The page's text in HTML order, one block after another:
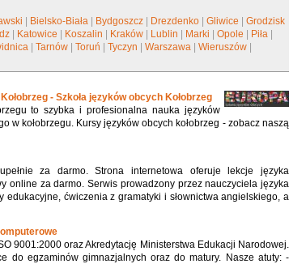
Bielsko-Biała Bydgoszcz Drezdenko |Gliwice |Grodzisk
Katowice Koszalin Kraków Lublin Marki |Opole Piła
|Tarnów |Toruń |Tyczyn |Warszawa |Wieruszów
- Szkoła języków obcych Kołobrzeg
to szybka i profesionalna nauka języków
w kołobrzegu. Kursy języków obcych kołobrzeg - zobacz naszą
za darmo. Strona internetowa oferuje lekcje języka
online za darmo. Serwis prowadzony przez nauczyciela języka
edukacyjne, ćwiczenia z gramatyki i słownictwa angielskiego, a
9001:2000 oraz Akredytację Ministerstwa Edukacji Narodowej.
do egzaminów gimnazjalnych oraz do matury. Nasze atuty: -